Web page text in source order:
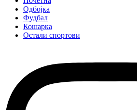
Одбојка
Фудбал
Кошарка
Остали спортови